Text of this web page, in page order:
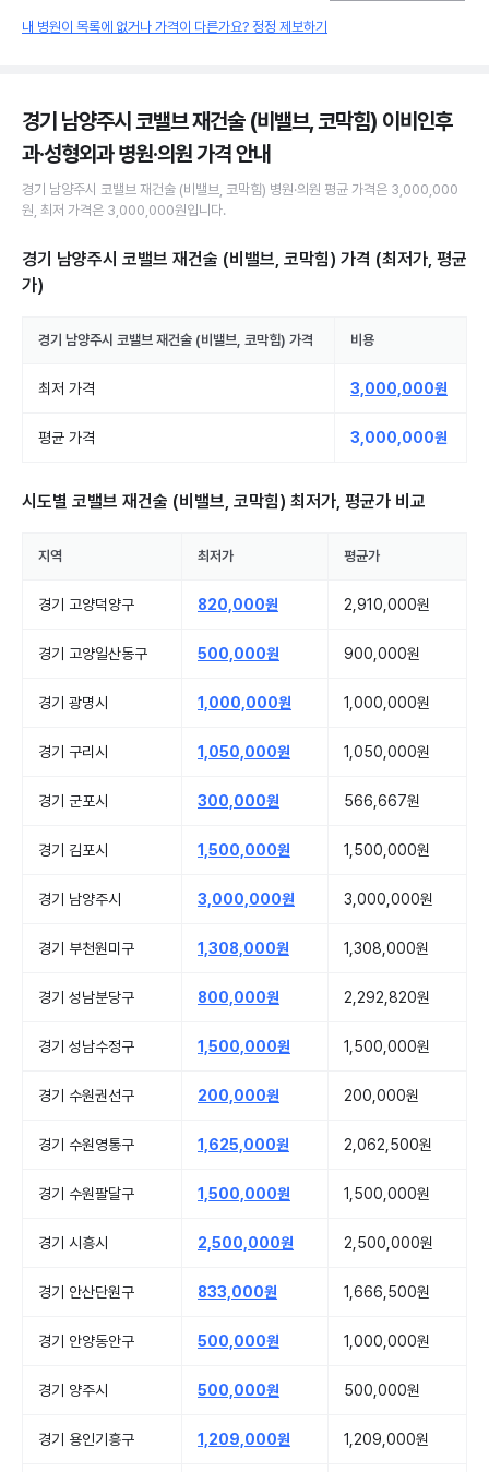
내 병원이 목록에 없거나 가격이 다른가요? 정정 제보하기
경기 남양주시 코밸브 재건술 (비밸브, 코막힘) 이비인후
과·성형외과 병원·의원가격 안내
경기 남양주시 코밸브 재건술 (비밸브, 코막힘) 병원·의원 평균 가격은 3,000,000
원 , 최저 가격은 3,000,000원입니다.
경기 남양주시 코밸브 재건술 (비밸브, 코막힘) 가격 (최저가, 평균
가)
경기 남양주시 코밸브 재건술 (비밸브, 코막힘) 가격 비용
최저 가격 3,000,000원
평균 가격 3,000,000원
시도별 코밸브 재건술 (비밸브, 코막힘) 최저가, 평균가 비교
지역 최저가 평균가
경기 고양덕양구 820,000원 2,910,000원
경기 고양일산동구 500,000원 900,000원
경기 광명시 1,000,000원 1,000,000원
경기 구리시 1,050,000원 1,050,000원
경기 군포시 300,000원 566,667원
경기 김포시 1,500,000원 1,500,000원
경기 남양주시 3,000,000원 3,000,000원
경기 부천원미구 1,308,000원 1,308,000원
경기 성남분당구 800,000원 2,292,820원
경기 성남수정구 1,500,000원 1,500,000원
경기 수원권선구 200,000원 200,000원
경기 수원영통구 1,625,000원 2,062,500원
경기 수원팔달구 1,500,000원 1,500,000원
경기 시흥시 2,500,000원 2,500,000원
경기 안산단원구 833,000원 1,666,500원
경기 안양동안구 500,000원 1,000,000원
경기 양주시 500,000원 500,000원
경기 용인기흥구 1,209,000원 1,209,000원